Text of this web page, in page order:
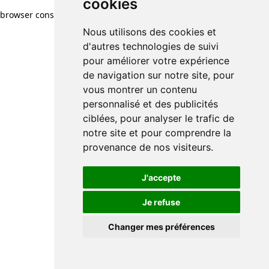
cookies
Nous utilisons des cookies et
d'autres technologies de suivi
pour améliorer votre expérience
de navigation sur notre site, pour
vous montrer un contenu
personnalisé et des publicités
ciblées, pour analyser le trafic de
notre site et pour comprendre la
provenance de nos visiteurs.
J'accepte
Je refuse
Changer mes préférences
browser console for more information)